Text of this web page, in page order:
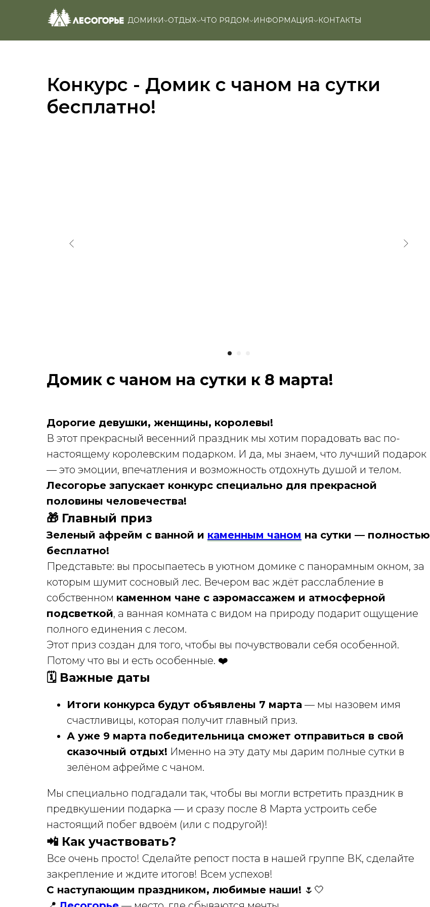
ДОМИКИ ОТДЫХ ЧТО РЯДОМ ИНФОРМАЦИЯ КОНТАКТЫ
Конкурс - Домик с чаном на сутки
бесплатно!
Домик с чаном на сутки к 8 марта!
Дорогие девушки, женщины, королевы!
В этот прекрасный весенний праздник мы хотим порадовать вас по-
настоящему королевским подарком. И да, мы знаем, что лучший подарок
— это эмоции, впечатления и возможность отдохнуть душой и телом.
Лесогорье запускает конкурс специально для прекрасной
половины человечества!
🎁 Главный приз
Зеленый афрейм с ванной и каменным чаном на сутки — полностью
бесплатно!
Представьте: вы просыпаетесь в уютном домике с панорамным окном, за
которым шумит сосновый лес. Вечером вас ждёт расслабление в
собственном каменном чане с аэромассажем и атмосферной
подсветкой, а ванная комната с видом на природу подарит ощущение
полного единения с лесом.
Этот приз создан для того, чтобы вы почувствовали себя особенной.
Потому что вы и есть особенные. ❤️
🗓 Важные даты
Итоги конкурса будут объявлены 7 марта — мы назовем имя
счастливицы, которая получит главный приз.
А уже 9 марта победительница сможет отправиться в свой
сказочный отдых! Именно на эту дату мы дарим полные сутки в
зелёном афрейме с чаном.
Мы специально подгадали так, чтобы вы могли встретить праздник в
предвкушении подарка — и сразу после 8 Марта устроить себе
настоящий побег вдвоём (или с подругой)!
📲 Как участвовать?
Все очень просто! Сделайте репост поста в нашей группе ВК, сделайте
закрепление и ждите итогов! Всем успехов!
С наступающим праздником, любимые наши! 🌷🤍